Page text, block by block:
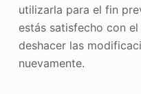
utilizarla para el fin
estás satisfecho con
deshacer las
nuevamente.